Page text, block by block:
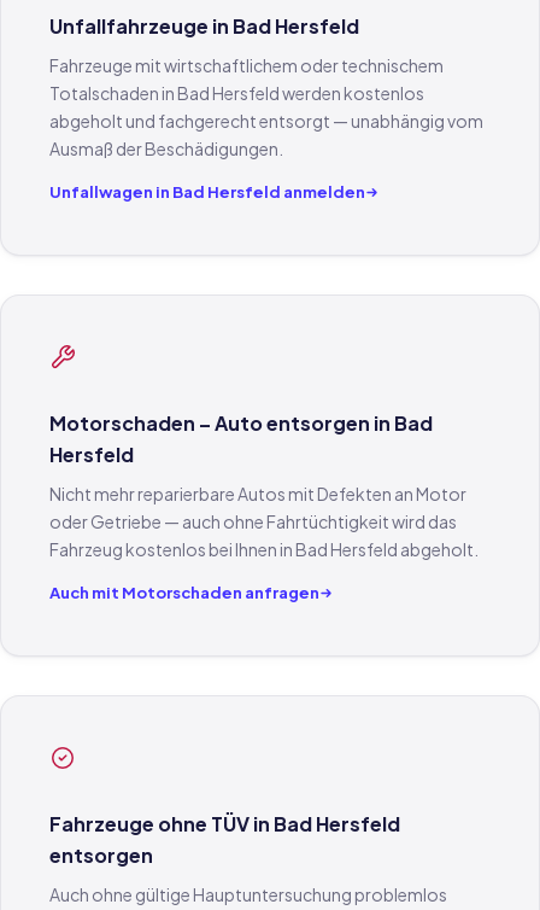
Unfallfahrzeuge in Bad Hersfeld
Fahrzeuge mit wirtschaftlichem oder technischem
Totalschaden in Bad Hersfeld werden kostenlos
abgeholt und fachgerecht entsorgt — unabhängig vom
Ausmaß der Beschädigungen.
Unfallwagen in Bad Hersfeld anmelden
Motorschaden – Auto entsorgen in Bad
Hersfeld
Nicht mehr reparierbare Autos mit Defekten an Motor
oder Getriebe — auch ohne Fahrtüchtigkeit wird das
Fahrzeug kostenlos bei Ihnen in Bad Hersfeld abgeholt.
Auch mit Motorschaden anfragen
Fahrzeuge ohne TÜV in Bad Hersfeld
entsorgen
Auch ohne gültige Hauptuntersuchung problemlos